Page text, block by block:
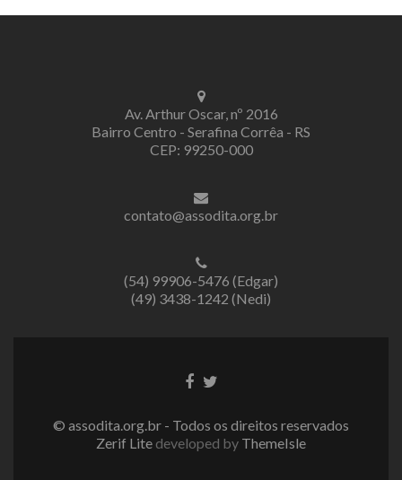
Av. Arthur Oscar, nº 2016
Bairro Centro - Serafina Corrêa - RS
CEP: 99250-000
contato@assodita.org.br
(54) 99906-5476 (Edgar)
(49) 3438-1242 (Nedi)
LinkLink
© assodita.org.br - Todos os direitos reservados
Zerif Lite developed by ThemeIsle